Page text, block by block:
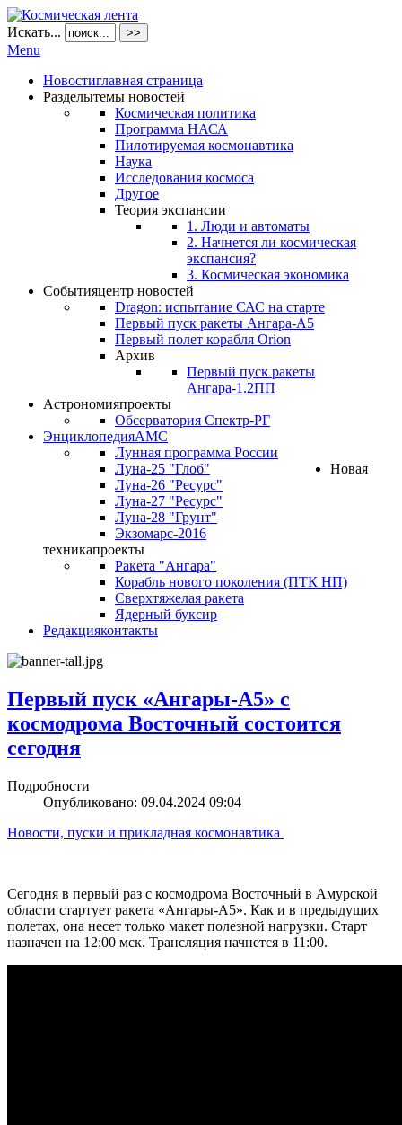
Искать... >>
Menu
Новостиглавная страница
Разделытемы новостей
Космическая политика
Программа НАСА
Пилотируемая космонавтика
Наука
Исследования космоса
Другое
Теория экспансии
1. Люди и автоматы
2. Начнется ли космическая
экспансия?
3. Космическая экономика
Событияцентр новостей
Dragon: испытание САС на старте
Первый пуск ракеты Ангара-А5
Первый полет корабля Orion
Архив
Первый пуск ракеты
Ангара-1.2ПП
Астрономияпроекты
Обсерватория Спектр-РГ
ЭнциклопедияАМС
Лунная программа России
Луна-25 "Глоб"
Луна-26 "Ресурс"
Луна-27 "Ресурс"
Луна-28 "Грунт"
Экзомарс-2016
Новая
техникапроекты
Ракета "Ангара"
Корабль нового поколения (ПТК НП)
Сверхтяжелая ракета
Ядерный буксир
Редакцияконтакты
Первый пуск «Ангары-А5» с
космодрома Восточный состоится
сегодня
Подробности
Опубликовано: 09.04.2024 09:04
Новости, пуски и прикладная космонавтика
Сегодня в первый раз с космодрома Восточный в Амурской
области стартует ракета «Ангары-А5». Как и в предыдущих
полетах, она несет только макет полезной нагрузки. Старт
назначен на 12:00 мск. Трансляция начнется в 11:00.